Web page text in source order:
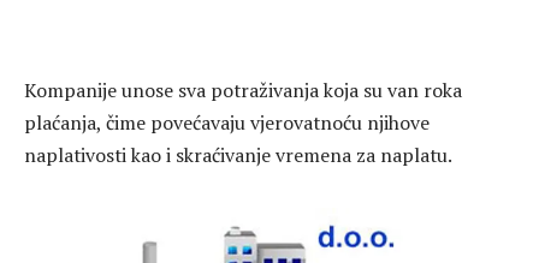
Kompanije unose sva potraživanja koja su van roka
plaćanja, čime povećavaju vjerovatnoću njihove
naplativosti kao i skraćivanje vremena za naplatu.